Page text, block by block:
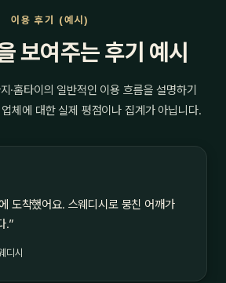
이용 후기 (예시)
보여주는 후기 예시
·홈타이의 일반적인 이용 흐름을 설명하기
체에 대한 실제 평점이나 집계가 아닙니다.
도착했어요. 스웨디시로 뭉친 어깨가
.”
디시